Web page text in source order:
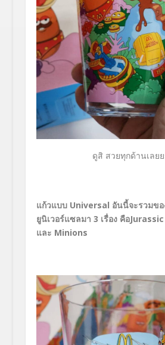
ดูสิ สวยทุกด้านเลย
แก้วแบบ Universal อันนี้จะรวมขอ
ยูนิเวอร์แซลมา 3 เรื่อง คือ
และ Minions